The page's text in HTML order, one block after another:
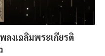
ลงเฉลิมพระเกียรติ